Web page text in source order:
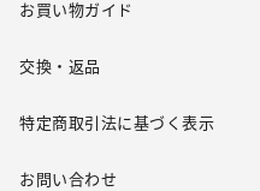
お買い物ガイド
交換・返品
特定商取引法に基づく表示
お問い合わせ